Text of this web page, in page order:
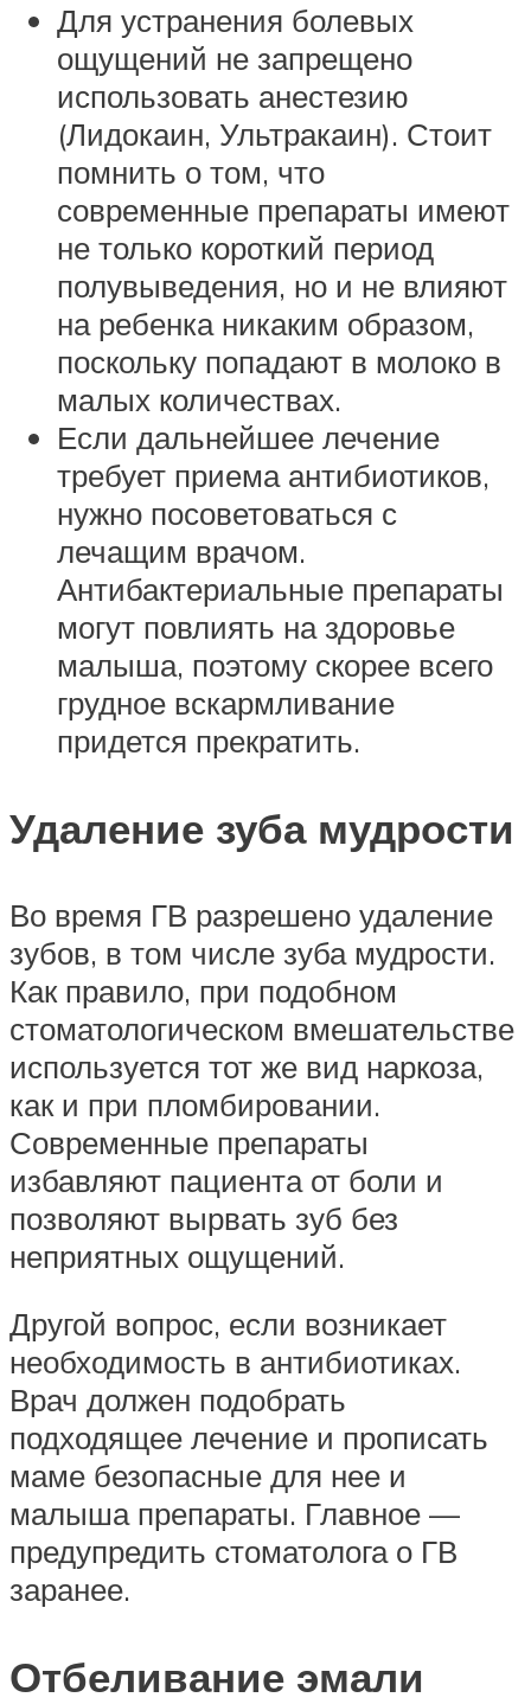
Для устранения болевых
ощущений не запрещено
использовать анестезию
(Лидокаин, Ультракаин). Стоит
помнить о том, что
современные препараты имеют
не только короткий период
полувыведения, но и не влияют
на ребенка никаким образом,
поскольку попадают в молоко в
малых количествах.
Если дальнейшее лечение
требует приема антибиотиков,
нужно посоветоваться с
лечащим врачом.
Антибактериальные препараты
могут повлиять на здоровье
малыша, поэтому скорее всего
грудное вскармливание
придется прекратить.
Удаление зуба мудрости
Во время ГВ разрешено удаление
зубов, в том числе зуба мудрости.
Как правило, при подобном
стоматологическом вмешательстве
используется тот же вид наркоза,
как и при пломбировании.
Современные препараты
избавляют пациента от боли и
позволяют вырвать зуб без
неприятных ощущений.
Другой вопрос, если возникает
необходимость в антибиотиках.
Врач должен подобрать
подходящее лечение и прописать
маме безопасные для нее и
малыша препараты. Главное —
предупредить стоматолога о ГВ
заранее.
Отбеливание эмали